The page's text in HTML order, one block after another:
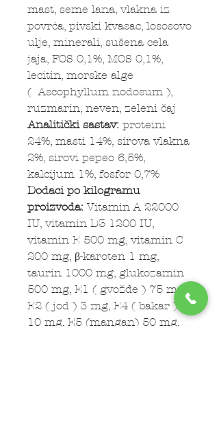
mast, seme lana, vlakna iz
povrća, pivski kvasac, lososovo
ulje, minerali, sušena cela
jaja, FOS 0,1%, MOS 0,1%,
lecitin, morske alge
( Ascophyllum nodosum ),
ruzmarin, neven, zeleni čaj
Analitički sastav: proteini
24%, masti 14%, sirova vlakna
2%, sirovi pepeo 6,5%,
kalcijum 1%, fosfor 0,7%
Dodaci po kilogramu
proizvoda:Vitamin A 22000
IU, vitamin D3 1200 IU,
vitamin E 500 mg, vitamin C
200 mg, β-karoten 1 mg,
taurin 1000 mg, glukozamin
500 mg, E1 ( gvožđe ) 75 mg,
E2 ( jod ) 3 mg, E4 ( bakar )
10 mg, E5 (mangan) 50 mg,